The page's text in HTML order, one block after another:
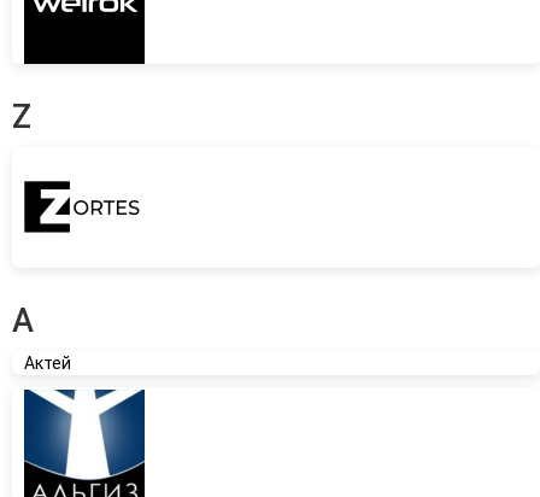
Z
А
Актей